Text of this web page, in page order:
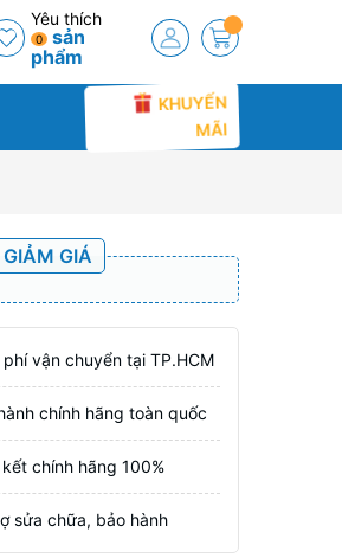
Yêu thích
0
sản
phẩm
KHUYẾN
MÃI
GIÁ
phí vận chuyển tại TP.HCM
chính hãng toàn quốc
chính hãng 100%
sửa chữa, bảo hành